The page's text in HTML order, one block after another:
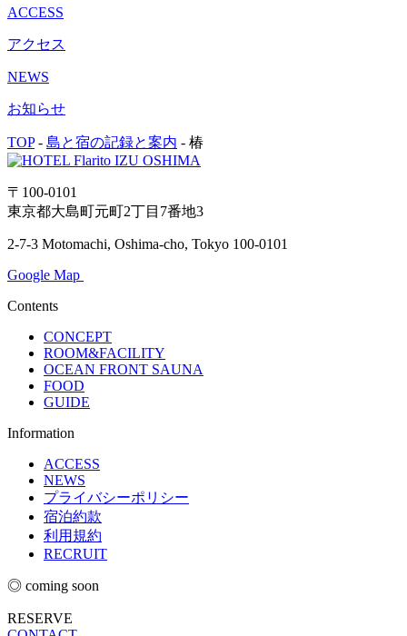
ACCESS
アクセス
NEWS
お知らせ
TOP - 島と宿の記録と案内 - 椿
〒100-0101
東京都大島町元町2丁目7番地3
2-7-3 Motomachi, Oshima-cho, Tokyo 100-0101
Google Map
Contents
CONCEPT
ROOM&FACILITY
OCEAN FRONT SAUNA
FOOD
GUIDE
Information
ACCESS
NEWS
プライバシーポリシー
宿泊約款
利用規約
RECRUIT
◎ coming soon
RESERVE